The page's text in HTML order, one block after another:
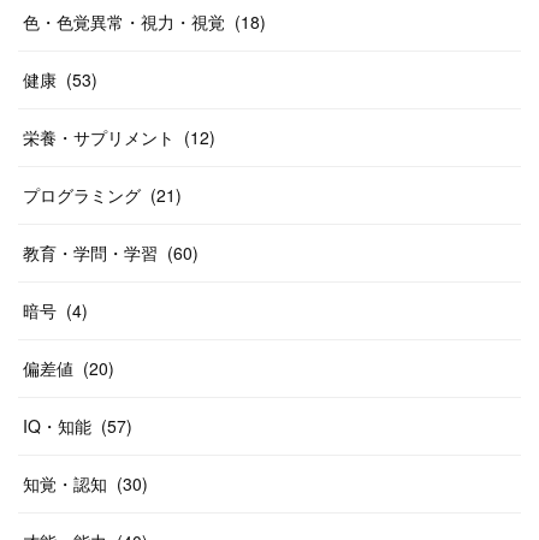
色・色覚異常・視力・視覚 (18)
健康 (53)
栄養・サプリメント (12)
プログラミング (21)
教育・学問・学習 (60)
暗号 (4)
偏差値 (20)
IQ・知能 (57)
知覚・認知 (30)